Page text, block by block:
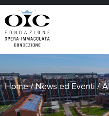
Home/News ed Eventi/